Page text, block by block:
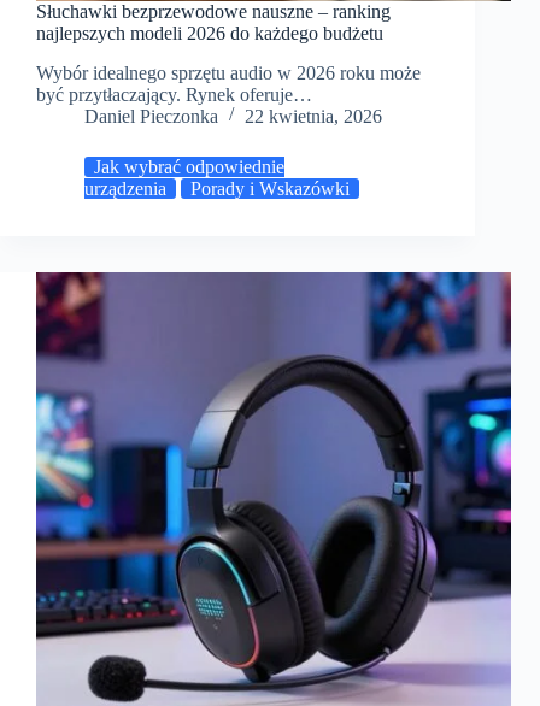
Słuchawki bezprzewodowe nauszne – ranking
najlepszych modeli 2026 do każdego budżetu
Wybór idealnego sprzętu audio w 2026 roku może
być przytłaczający. Rynek oferuje…
Daniel Pieczonka
22 kwietnia, 2026
Jak wybrać odpowiednie
urządzenia
Porady i Wskazówki